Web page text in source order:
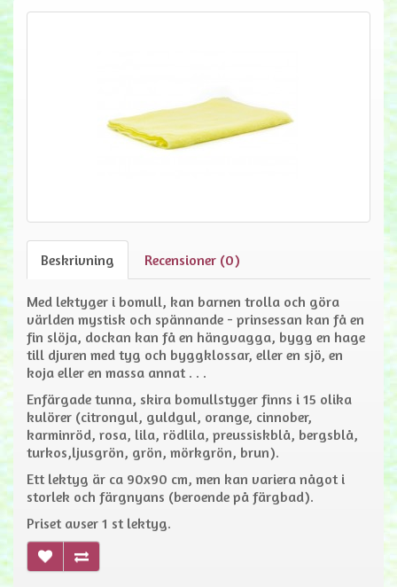
Beskrivning Recensioner (0)
Med lektyger i bomull, kan barnen trolla och göra
världen mystisk och spännande - prinsessan kan få en
fin slöja, dockan kan få en hängvagga, bygg en hage
till djuren med tyg och byggklossar, eller en sjö, en
koja eller en massa annat . . .
Enfärgade tunna, skira bomullstyger finns i 15 olika
kulörer (citrongul, guldgul, orange, cinnober,
karminröd, rosa, lila, rödlila, preussiskblå, bergsblå,
turkos,ljusgrön, grön, mörkgrön, brun).
Ett lektyg är ca 90x90 cm, men kan variera något i
storlek och färgnyans (beroende på färgbad).
Priset avser 1 st lektyg.